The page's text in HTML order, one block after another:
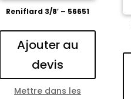
Reniflard 3/8′ – 56651
Ajouter au
devis
Mettre dans les